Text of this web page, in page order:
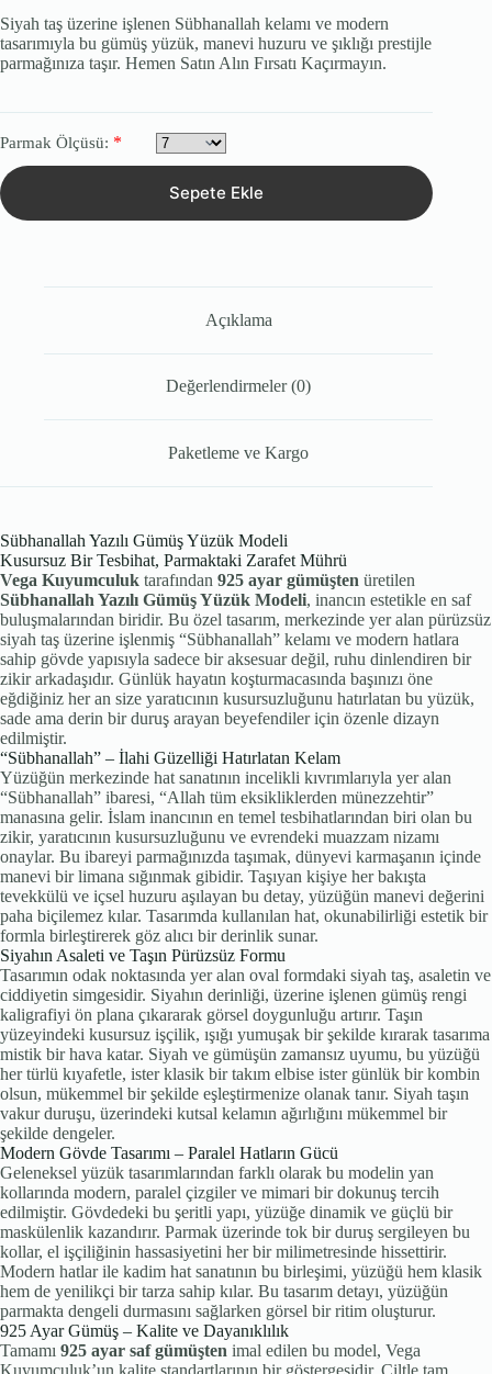
₺5.750,00.
₺4.750,00.
Siyah taş üzerine işlenen Sübhanallah kelamı ve modern
tasarımıyla bu gümüş yüzük, manevi huzuru ve şıklığı prestijle
parmağınıza taşır. Hemen Satın Alın Fırsatı Kaçırmayın.
Parmak Ölçüsü: *
Sepete Ekle
Açıklama
Değerlendirmeler (0)
Paketleme ve Kargo
Sübhanallah Yazılı Gümüş Yüzük Modeli
Kusursuz Bir Tesbihat, Parmaktaki Zarafet Mührü
Vega Kuyumculuk tarafından 925 ayar gümüşten üretilen
Sübhanallah Yazılı Gümüş Yüzük Modeli, inancın estetikle en saf
buluşmalarından biridir. Bu özel tasarım, merkezinde yer alan pürüzsüz
siyah taş üzerine işlenmiş “Sübhanallah” kelamı ve modern hatlara
sahip gövde yapısıyla sadece bir aksesuar değil, ruhu dinlendiren bir
zikir arkadaşıdır. Günlük hayatın koşturmacasında başınızı öne
eğdiğiniz her an size yaratıcının kusursuzluğunu hatırlatan bu yüzük,
sade ama derin bir duruş arayan beyefendiler için özenle dizayn
edilmiştir.
“Sübhanallah” – İlahi Güzelliği Hatırlatan Kelam
Yüzüğün merkezinde hat sanatının incelikli kıvrımlarıyla yer alan
“Sübhanallah” ibaresi, “Allah tüm eksikliklerden münezzehtir”
manasına gelir. İslam inancının en temel tesbihatlarından biri olan bu
zikir, yaratıcının kusursuzluğunu ve evrendeki muazzam nizamı
onaylar. Bu ibareyi parmağınızda taşımak, dünyevi karmaşanın içinde
manevi bir limana sığınmak gibidir. Taşıyan kişiye her bakışta
tevekkülü ve içsel huzuru aşılayan bu detay, yüzüğün manevi değerini
paha biçilemez kılar. Tasarımda kullanılan hat, okunabilirliği estetik bir
formla birleştirerek göz alıcı bir derinlik sunar.
Siyahın Asaleti ve Taşın Pürüzsüz Formu
Tasarımın odak noktasında yer alan oval formdaki siyah taş, asaletin ve
ciddiyetin simgesidir. Siyahın derinliği, üzerine işlenen gümüş rengi
kaligrafiyi ön plana çıkararak görsel doygunluğu artırır. Taşın
yüzeyindeki kusursuz işçilik, ışığı yumuşak bir şekilde kırarak tasarıma
mistik bir hava katar. Siyah ve gümüşün zamansız uyumu, bu yüzüğü
her türlü kıyafetle, ister klasik bir takım elbise ister günlük bir kombin
olsun, mükemmel bir şekilde eşleştirmenize olanak tanır. Siyah taşın
vakur duruşu, üzerindeki kutsal kelamın ağırlığını mükemmel bir
şekilde dengeler.
Modern Gövde Tasarımı – Paralel Hatların Gücü
Geleneksel yüzük tasarımlarından farklı olarak bu modelin yan
kollarında modern, paralel çizgiler ve mimari bir dokunuş tercih
edilmiştir. Gövdedeki bu şeritli yapı, yüzüğe dinamik ve güçlü bir
maskülenlik kazandırır. Parmak üzerinde tok bir duruş sergileyen bu
kollar, el işçiliğinin hassasiyetini her bir milimetresinde hissettirir.
Modern hatlar ile kadim hat sanatının bu birleşimi, yüzüğü hem klasik
hem de yenilikçi bir tarza sahip kılar. Bu tasarım detayı, yüzüğün
parmakta dengeli durmasını sağlarken görsel bir ritim oluşturur.
925 Ayar Gümüş – Kalite ve Dayanıklılık
Tamamı 925 ayar saf gümüşten imal edilen bu model, Vega
Kuyumculuk’un kalite standartlarının bir göstergesidir. Ciltle tam